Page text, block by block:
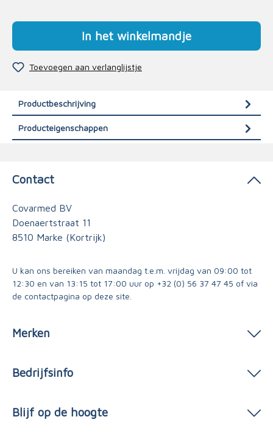
In het winkelmandje
Toevoegen aan verlanglijstje
Productbeschrijving
Producteigenschappen
Contact
Covarmed BV
Doenaertstraat 11
8510 Marke (Kortrijk)
U kan ons bereiken van maandag t.e.m. vrijdag van 09:00 tot
12:30 en van 13:15 tot 17:00 uur op +32 (0) 56 37 47 45 of via
de contactpagina op deze site.
Merken
Bedrijfsinfo
Blijf op de hoogte